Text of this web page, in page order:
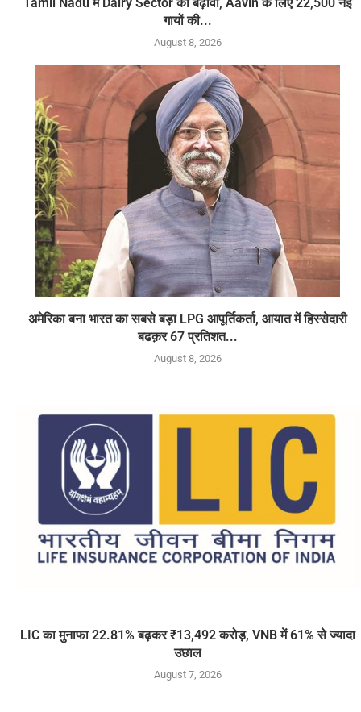
Tamil Nadu में Dairy Sector को बढ़ावा, Aavin के लिए 22,500 नई
गायों की...
August 8, 2026
अमेरिका बना भारत का सबसे बड़ा LPG आपूर्तिकर्ता, आयात में हिस्सेदारी
बढक़र 67 प्रतिशत...
August 8, 2026
LIC का मुनाफा 22.81% बढ़कर ₹13,492 करोड़, VNB में 61% से ज्यादा
उछाल
August 7, 2026